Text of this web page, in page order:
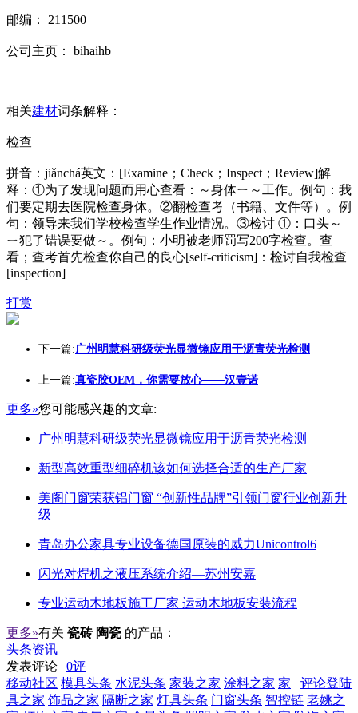
邮编： 211500
公司主页： bihaihb
相关建材词条解释：
检查
拼音：jiǎnchá英文：[Examine；Check；Inspect；Review]解
释：①为了发现问题而用心查看：～身体ㄧ～工作。例句：我
们要定期去医院检查身体。②翻检查考（书籍、文件等）。例
句：领导来我们学校检查学生作业情况。③检讨 ①：口头～
ㄧ犯了错误要做～。例句：小明被老师罚写200字检查。查
看；查考首先检查你自己的良心[self-criticism]：检讨自我检查
[inspection]
打赏
下一篇:广州明慧科研级荧光显微镜应用于沥青荧光检测
上一篇:真瓷胶OEM，你需要放心——汉壹诺
更多»您可能感兴趣的文章:
广州明慧科研级荧光显微镜应用于沥青荧光检测
新型高效重型细碎机该如何选择合适的生产厂家
美阁门窗荣获铝门窗 “创新性品牌”引领门窗行业创新升
级
青岛办公家具专业设备德国原装的威力Unicontrol6
闪光对焊机之液压系统介绍—苏州安嘉
专业运动木地板施工厂家 运动木地板安装流程
更多»有关 瓷砖 陶瓷 的产品：
头条资讯
发表评论 | 0评
评论登陆
移动社区 模具头条 水泥头条 家装之家 涂料之家 家
具之家 饰品之家 隔断之家 灯具头条 门窗头条 智控链 老姚之